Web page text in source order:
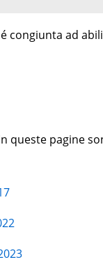
congiunta ad
queste pagine